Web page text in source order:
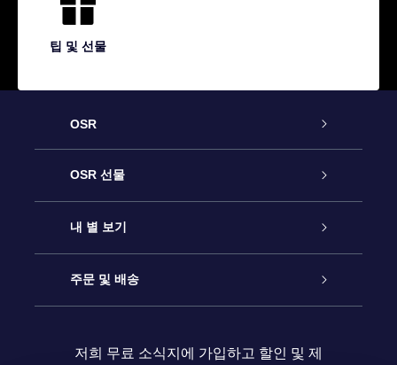
팁 및 선물
OSR
고객 서비스
연락처
블로그
OSR 선물
온라인 별 선물
OSR 선물 팩
내 별 보기
Star Register
주문 및 배송
저희 무료 소식지에 가입하고 할인 및 제